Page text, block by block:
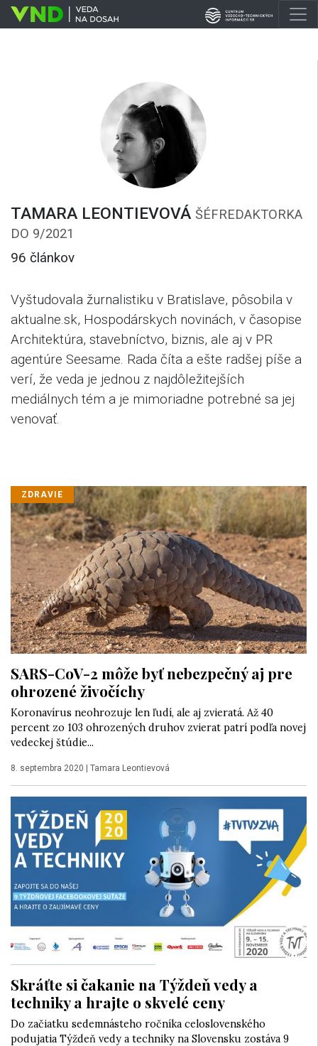
TAMARA LEONTIEVOVÁ ŠÉFREDAKTORKA
DO 9/2021
96 článkov
Vyštudovala žurnalistiku v Bratislave, pôsobila v
aktualne.sk, Hospodárskych novinách, v časopise
Architektúra, stavebníctvo, biznis, ale aj v PR
agentúre Seesame. Rada číta a ešte radšej píše a
verí, že veda je jednou z najdôležitejších
mediálnych tém a je mimoriadne potrebné sa jej
venovať.
ZDRAVIE
SARS-CoV-2 môže byť nebezpečný aj pre
ohrozené živočíchy
Koronavírus neohrozuje len ľudí, ale aj zvieratá. Až 40
percent zo 103 ohrozených druhov zvierat patrí podľa novej
vedeckej štúdie...
8. septembra 2020 Tamara Leontievová
Skráťte si čakanie na Týždeň vedy a
techniky a hrajte o skvelé ceny
Do začiatku sedemnásteho ročníka celoslovenského
podujatia Týždeň vedy a techniky na Slovensku zostáva 9